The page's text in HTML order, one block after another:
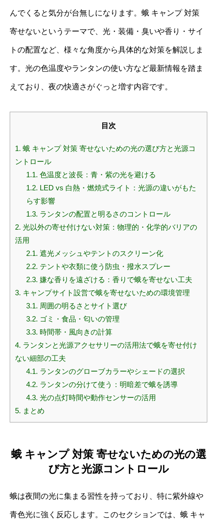
んでくると気分が台無しになります。蛾 キャンプ 対策
寄せないというテーマで、光・装備・臭いや香り・サイ
トの配置など、様々な角度から具体的な対策を解説しま
す。光の色温度やランタンの使い方など最新情報を踏ま
えており、夜の快適さがぐっと増す内容です。
目次
1. 蛾 キャンプ 対策 寄せないための光の選び方と光源コ
ントロール
1.1. 色温度と波長：青・紫の光を避ける
1.2. LED vs 白熱・燃焼式ライト：光源の違いがもた
らす影響
1.3. ランタンの配置と明るさのコントロール
2. 光以外の寄せ付けない対策：物理的・化学的バリアの
活用
2.1. 遮光メッシュやテントのスクリーン化
2.2. テントや衣類に使う防虫・撥水スプレー
2.3. 嫌な香りを遠ざける：香りで蛾を寄せない工夫
3. キャンプサイト設営で蛾を寄せないための環境管理
3.1. 周囲の明るさとサイト選び
3.2. ゴミ・食品・匂いの管理
3.3. 時間帯・風向きの計算
4. ランタンと光源アクセサリーの活用法で蛾を寄せ付け
ない細部の工夫
4.1. ランタンのグローブカラーやシェードの選択
4.2. ランタンの分けて使う：明暗差で蛾を誘導
4.3. 光の点灯時間や動作センサーの活用
5. まとめ
蛾 キャンプ 対策 寄せないための光の選
び方と光源コントロール
蛾は夜間の光に集まる習性を持っており、特に紫外線や
青色光に強く反応します。このセクションでは、蛾 キャ